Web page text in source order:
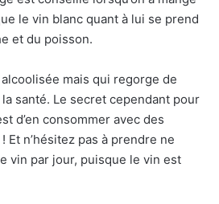
le vin blanc quant à lui se prend
et du poisson.
mais qui regorge de
santé. Le secret cependant pour
d’en consommer avec des
Et n’hésitez pas à prendre ne
vin par jour, puisque le vin est